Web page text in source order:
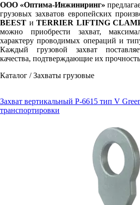
ООО «Оптима-Инжиниринг»
грузовых захватов европейских
BEEST иTERRIER LIFTING
можно приобрести захват,
характеру проводимых операций и
Каждый грузовой захват
качества, подтверждающие их
Каталог / Захваты грузовые
Захват вертикальный P-6615 тип V
транспортировки